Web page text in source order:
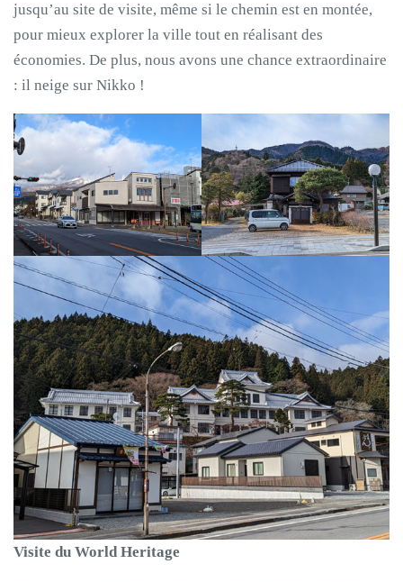
jusqu’au site de visite, même si le chemin est en montée,
pour mieux explorer la ville tout en réalisant des
économies. De plus, nous avons une chance extraordinaire
: il neige sur Nikko !
Visite du World Heritage